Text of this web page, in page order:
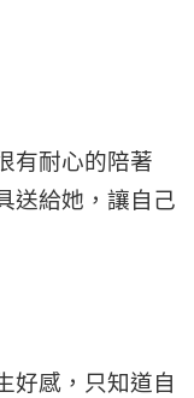
有耐心的陪著
送給她，讓自己
好感，只知道自